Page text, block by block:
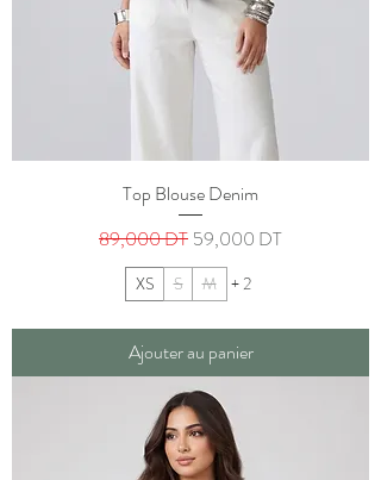
Top Blouse Denim
Prix original
89,000 DT Prix promotionnel
59,000 DT
XS S M + 2
Ajouter au panier